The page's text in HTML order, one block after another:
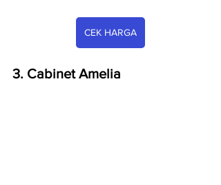
CEK HARGA
3. Cabinet Amelia